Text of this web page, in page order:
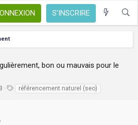
S'INSCRIRE
bon ou mauvais pour le
référencement naturel (seo)